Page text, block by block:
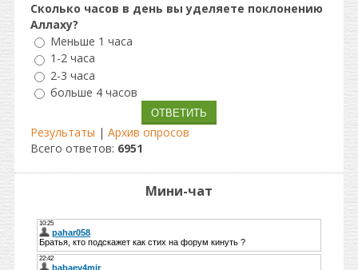
Сколько часов в день вы уделяете поклонению
Аллаху?
Меньше 1 часа
1-2 часа
2-3 часа
больше 4 часов
Результаты | Архив опросов
Всего ответов: 6951
Мини-чат